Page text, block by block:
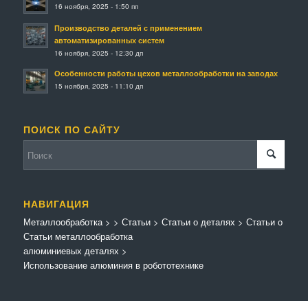
16 ноября, 2025 - 1:50 пп
Производство деталей с применением
автоматизированных систем
16 ноября, 2025 - 12:30 дп
Особенности работы цехов металлообработки на заводах
15 ноября, 2025 - 11:10 дп
ПОИСК ПО САЙТУ
НАВИГАЦИЯ
Металлообработка>
Статьи металлообработка
> Статьи> Статьи о деталях > Статьи о
алюминиевых деталях >
Использование алюминия в робототехнике